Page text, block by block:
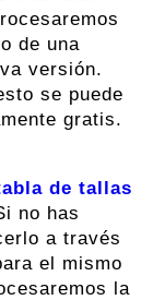
de una
versión.
se puede
gratis.
de tallas
no has
a través
el mismo
la